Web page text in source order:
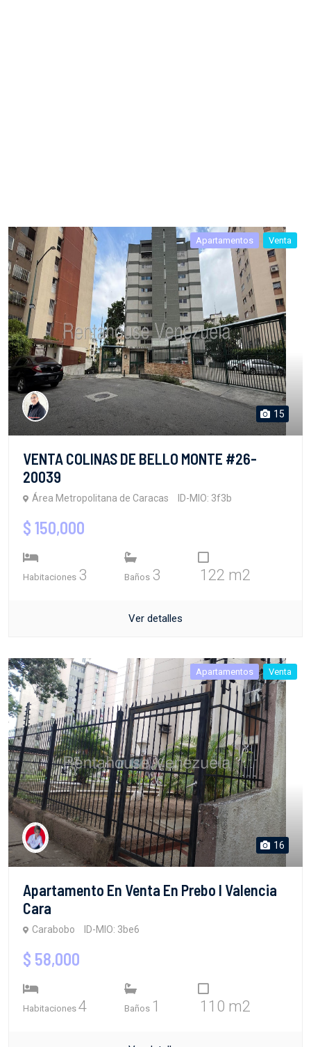
Apartamentos Venta
15
VENTA COLINAS DE BELLO MONTE #26-
20039
Área Metropolitana de Caracas ID-MIO: 3f3b
$ 150,000
Habitaciones 3 Baños 3 122 m2
Ver detalles
Apartamentos Venta
16
Apartamento En Venta En Prebo I Valencia
Cara
Carabobo ID-MIO: 3be6
$ 58,000
Habitaciones 4 Baños 1 110 m2